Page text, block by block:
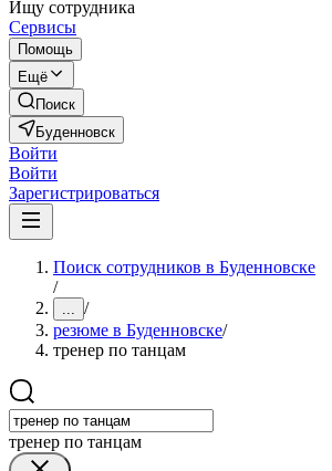
Ищу сотрудника
Сервисы
Помощь
Ещё
Поиск
Буденновск
Войти
Войти
Зарегистрироваться
Поиск сотрудников в Буденновске
/
... /
резюме в Буденновске/
тренер по танцам
тренер по танцам